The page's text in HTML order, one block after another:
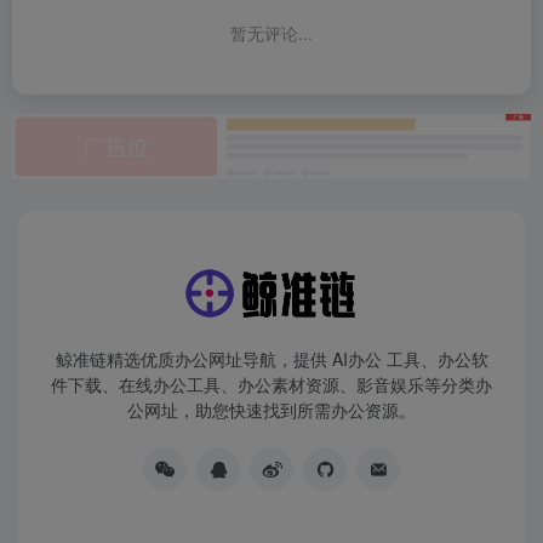
暂无评论...
鲸准链精选优质办公网址导航，提供 AI办公 工具、办公软
件下载、在线办公工具、办公素材资源、影音娱乐等分类办
公网址，助您快速找到所需办公资源。